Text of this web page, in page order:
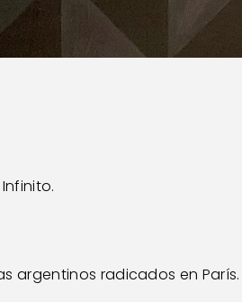
argentinos radicados en París.